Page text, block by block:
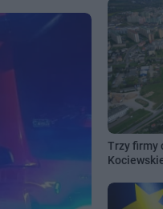
Trzy firmy